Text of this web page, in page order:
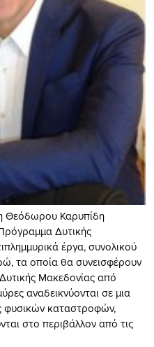
Θεόδωρου Καρυπίδη
Δυτικής
έργα, συνολικού
τα οποία θα συνεισφέρουν
Μακεδονίας από
αναδεικνύονται σε μια
φυσικών καταστροφών,
στο περιβάλλον από τις